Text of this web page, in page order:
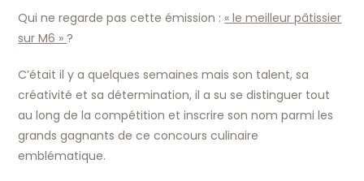
Qui ne regarde pas cette émission :« le meilleur pâtissier
sur M6 » ?
C’était il y a quelques semaines mais son talent, sa
créativité et sa détermination, il a su se distinguer tout
au long de la compétition et inscrire son nom parmi les
grands gagnants de ce concours culinaire
emblématique.